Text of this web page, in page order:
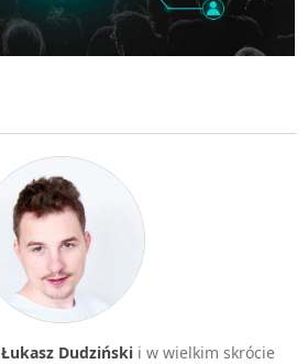
Elementarz Java
Pascal
HTML 5
CSS 3
JavaScript
Django
PHP
WordPress
Łukasz Dudzińskii w wielkim skrócie